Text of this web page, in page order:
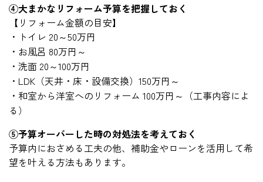
④大まかなリフォーム予算を把握しておく
【リフォーム金額の目安】
・トイレ 20～50万円
・お風呂 80万円～
・洗面 20～100万円
・LDK（天井・床・設備交換）150万円～
・和室から洋室へのリフォーム 100万円～（工事内容によ
る）
⑤予算オーバーした時の対処法を考えておく
予算内におさめる工夫の他、補助金やローンを活用して希
望を叶える方法もあります。